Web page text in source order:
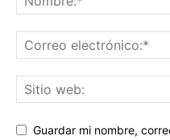
Guardar mi nombre,